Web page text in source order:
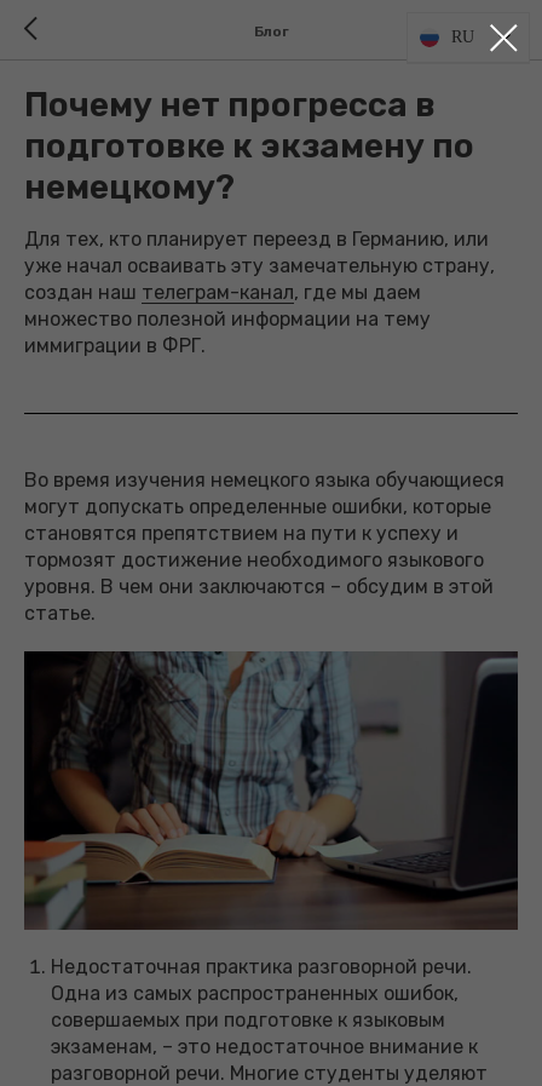
Блог
Почему нет прогресса в
подготовке к экзамену по
немецкому?
Для тех, кто планирует переезд в Германию, или
уже начал осваивать эту замечательную страну,
создан наш телеграм-канал, где мы даем
множество полезной информации на тему
иммиграции в ФРГ.
Во время изучения немецкого языка обучающиеся
могут допускать определенные ошибки, которые
становятся препятствием на пути к успеху и
тормозят достижение необходимого языкового
уровня. В чем они заключаются – обсудим в этой
статье.
Недостаточная практика разговорной речи.
Одна из самых распространенных ошибок,
совершаемых при подготовке к языковым
экзаменам, – это недостаточное внимание к
разговорной речи. Многие студенты уделяют
RU